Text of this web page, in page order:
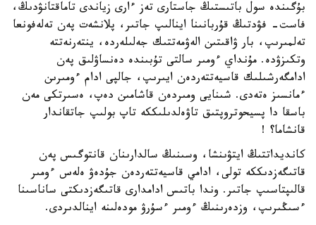
بۇگىندە سول باتىستىڭ جاستارى تەز ءارى زياندى تاماقتانۋدىڭ،
فاست- فۋدتىڭ قۇربانىنا اينالىپ جاتىر، پلانشەت پەن تەلەفونعا
تەلمىرىپ، بار ۋاقىتىن الەۋمەتتىك جەلىلەردە، ينتەرنەتتە
وتكىزۋدە. مۇنداي ءومىر سالتى تۇبىندە دەنساۋلىق پەن
ادامگەرشىلىك قاسيەتتەردەن ايىرىپ، جالپى ادام ءومىرىن
ءمانسىز ەتەدى. شىنايى ومىردەن قاشامىن دەپ، ەسىرتكى مەن
باسقا دا پسيحوتروپتىق تاۋەلدىلىككە تاپ بولىپ جاتقاندار
قانشاما؟ !
كانديداتتىڭ ايتۋىنشا، وسىنىڭ سالدارىنان قانتوگىس پەن
قاتىگەزدىككە تولى، ادامي قاسيەتتەردەن جۇدەۋ ەلەس ءومىر
قالىپتاسىپ جاتىر. وندا باتىس ادامدارى قاتىگەزدىكتى ساناسىنا
ءسىڭىرىپ، وزدەرىنىڭ ءومىر ءسۇرۋ مودەلىنە اينالدىردى.